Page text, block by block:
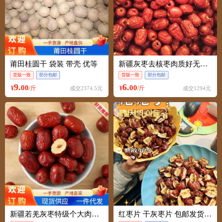
莆田桂圆干 袋装 带壳 优等
货版一致 部分包邮
¥9.00/斤 成交2374.5元
新疆灰枣去核枣肉质好无核适合零食加工
货版一致 部分包邮
¥6.00/斤 成交1294元
新疆若羌灰枣特级个大肉厚核小包邮量大优惠 红枣片 干灰枣片 包邮发货物美价廉，香甜可口不满意包退卖家承